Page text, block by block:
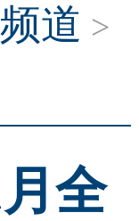
道 >
全